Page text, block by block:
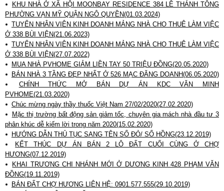
KHU NHÀ Ở XÃ HỘI MOONBAY RESIDENCE 384 LÊ THÁNH TÔNG
PHƯỜNG VẠN MỸ QUẬN NGÔ QUYỀN(01.03.2024)
TUYỂN NHÂN VIÊN KINH DOANH MẢNG NHÀ CHO THUÊ LÀM VIỆC
Ở 338 BÙI VIỆN(21.06.2023)
TUYỂN NHÂN VIÊN KINH DOANH MẢNG NHÀ CHO THUÊ LÀM VIỆC
Ở 338 BÙI VIỆN(27.07.2022)
MUA NHÀ PVHOME GIẢM LIỀN TAY 50 TRIỆU ĐỒNG(20.05.2020)
BÁN NHÀ 3 TẦNG ĐẸP NHẤT Ở 526 MẠC ĐĂNG DOANH(06.05.2020)
CHÍNH THỨC MỞ BÁN DỰ ÁN KDC VĂN MINH
PVHOME(21.03.2020)
Chúc mừng ngày thầy thuốc Việt Nam 27/02/2020(27.02.2020)
Mặc thị trường bất động sản giảm tốc, chuyên gia mách nhà đầu tư 3
phân khúc dễ kiếm lời trong năm 2020(15.02.2020)
HƯỚNG DẪN THỦ TỤC SANG TÊN SỔ ĐỎ/ SỔ HỒNG(23.12.2019)
KẾT THÚC DỰ ÁN BÁN 2 LÔ ĐẤT CUỐI CÙNG Ở CHỢ
HƯƠNG(07.12.2019)
KHAI TRƯƠNG CHI NHÁNH MỚI Ở DƯƠNG KINH 428 PHẠM VĂN
ĐỒNG(19.11.2019)
BÁN ĐẤT CHỢ HƯƠNG LIÊN HỆ: 0901.577.555(29.10.2019)